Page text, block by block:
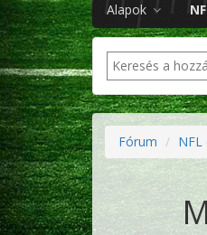
Alapok
Fórum NFL